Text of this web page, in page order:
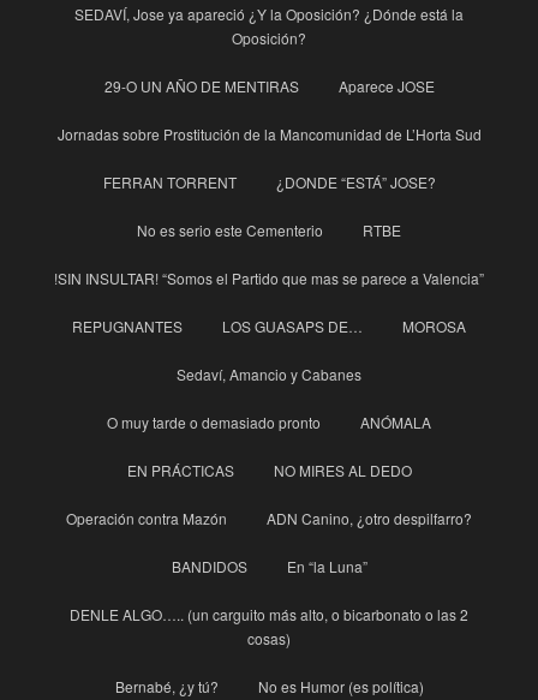
SEDAVÍ, Jose ya apareció ¿Y la Oposición? ¿Dónde está la
Oposición?
29-O UN AÑO DE MENTIRAS Aparece JOSE
Jornadas sobre Prostitución de la Mancomunidad de L’Horta Sud
FERRAN TORRENT ¿DONDE “ESTÁ” JOSE?
No es serio este Cementerio RTBE
!SIN INSULTAR! “Somos el Partido que mas se parece a Valencia”
REPUGNANTES LOS GUASAPS DE… MOROSA
Sedaví, Amancio y Cabanes
O muy tarde o demasiado pronto ANÓMALA
EN PRÁCTICAS NO MIRES AL DEDO
Operación contra Mazón ADN Canino, ¿otro despilfarro?
BANDIDOS En “la Luna”
DENLE ALGO….. (un carguito más alto, o bicarbonato o las 2
cosas)
Bernabé, ¿y tú? No es Humor (es política)